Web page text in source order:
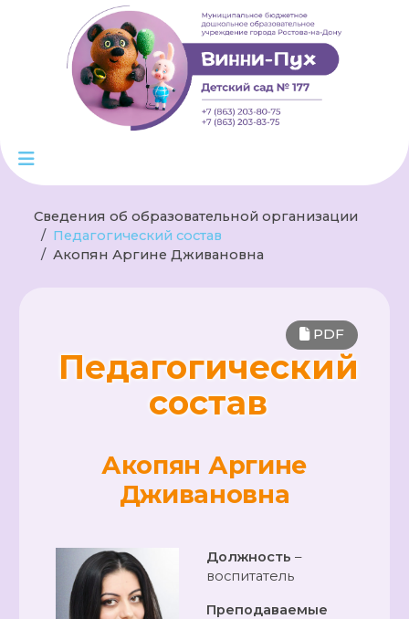
Сведения об образовательной организации
Педагогический состав
Акопян Аргине Дживановна
PDF
Педагогический
состав
Акопян Аргине
Дживановна
Должность –
воспитатель
Преподаваемые